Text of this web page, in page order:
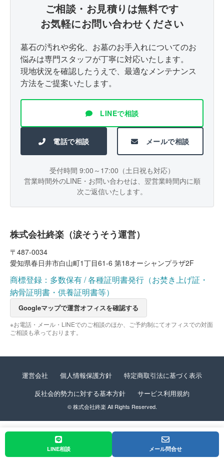
ご相談・お見積りは無料です
お気軽にお問い合わせください
墓石の汚れや劣化、お墓のお手入れについてのお
悩みは専門スタッフが丁寧に対応いたします。
現地状況を確認したうえで、最適なメンテナンス
方法をご提案いたします。
電話で相談
LINEで相談
メールで相談
受付時間 9:00～17:00（土日祝も対応）
営業時間外のLINE・お問い合わせは、翌営業時間内に順
次ご返信いたします。
株式会社終楽（涙そうそう運営）
〒487-0034
愛知県春日井市白山町1丁目61-6 第18オーシャンプラザ2F
商標登録：多数保有 / 各種証明書発行（お焚き上げ証・
納骨証明書・供養証明書等）
Googleマップで運営オフィスを確認する
※お電話・メール・LINEでのご相談のほか、ご予約制にてオフィスでの対面
ご相談も承っております。
運営会社 個人情報保護方針
特定商取引法に基づく表示
反社会的勢力に対する基本方針
サービス利用規約
© 株式会社終楽 All Rights Reserved.
LINE相談 メール問合せ